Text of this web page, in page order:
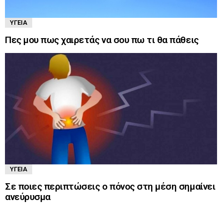
ΥΓΕΊΑ
Πες μου πως χαιρετάς να σου πω τι θα πάθεις
ΥΓΕΊΑ
Σε ποιες περιπτώσεις ο πόνος στη μέση σημαίνει
ανεύρυσμα